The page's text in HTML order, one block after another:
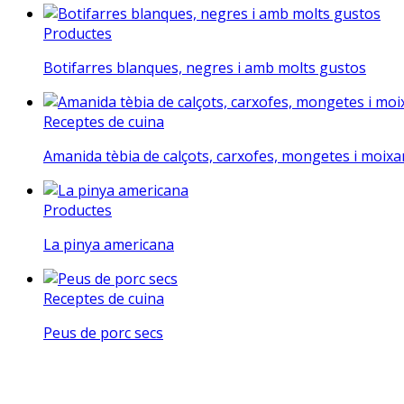
Productes
Botifarres blanques, negres i amb molts gustos
Receptes de cuina
Amanida tèbia de calçots, carxofes, mongetes i
Productes
La pinya americana
Receptes de cuina
Peus de porc secs